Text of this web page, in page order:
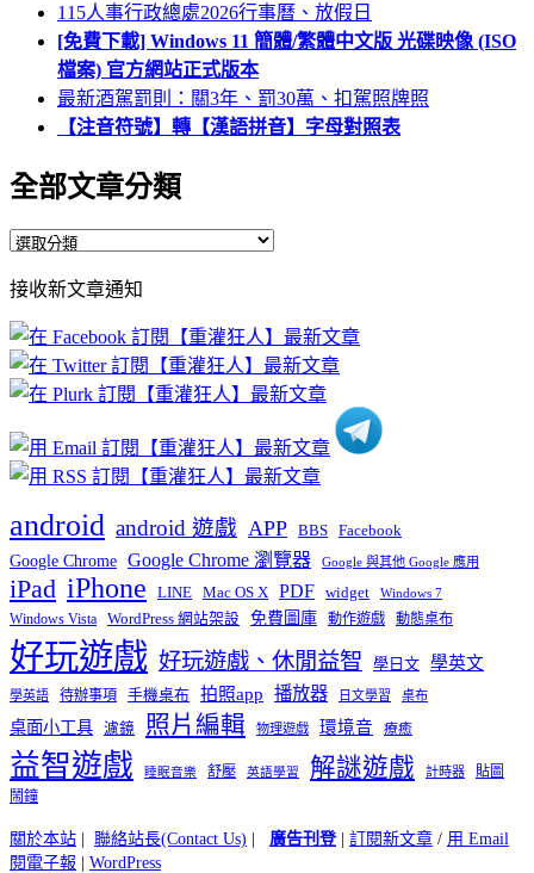
115人事行政總處2026行事曆、放假日
[免費下載] Windows 11 簡體/繁體中文版 光碟映像 (ISO
檔案) 官方網站正式版本
最新酒駕罰則：關3年、罰30萬、扣駕照牌照
【注音符號】轉【漢語拼音】字母對照表
全部文章分類
全
文
章
分
類
接收新文章通知
android android 遊戲 APP BBS Facebook
Google Chrome Google Chrome 瀏覽器 Google 與其他 Google 應用
iPad iPhone LINE Mac OS X PDF widget Windows 7
Windows Vista WordPress 網站架設 免費圖庫 動作遊戲 動態桌布
好玩遊戲 好玩遊戲、休閒益智 學日文 學英文
學英語 待辦事項 手機桌布 拍照app 播放器 日文學習 桌布
桌面小工具 濾鏡 照片編輯 物理遊戲 環境音 療癒
益智遊戲 睡眠音樂 舒壓 英語學習 解謎遊戲 計時器
貼圖
鬧鐘
關於本站 | 聯絡站長(Contact Us) | 廣告刊登| 訂閱新文章 / 用 Email
閱電子報 | WordPress